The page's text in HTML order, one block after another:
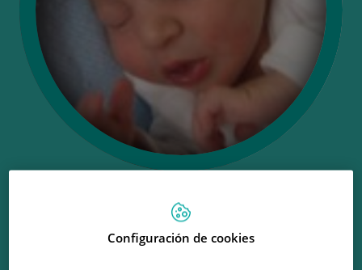
Ongi etorri Pablo!
Configuración de cookies